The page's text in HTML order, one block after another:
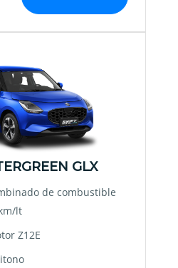
GLX
de combustible
lt
Z12E